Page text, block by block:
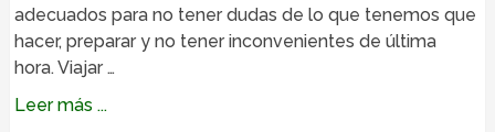
adecuados para no tener dudas de lo que tenemos que
hacer, preparar y no tener inconvenientes de última
hora. Viajar …
Leer más ...